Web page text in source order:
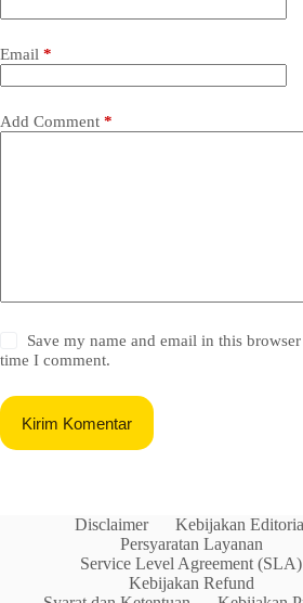
Email *
Add Comment *
Save my name and email in this
time I comment.
Kirim Komentar
Disclaimer
Kebijakan
Persyaratan Layanan
Service Level Agreement (SLA)
Kebijakan Refund